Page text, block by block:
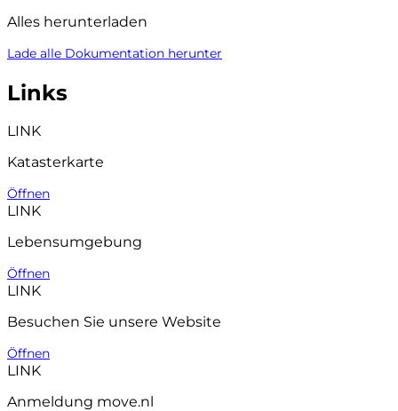
Alles herunterladen
Lade alle Dokumentation herunter
Links
LINK
Katasterkarte
Öffnen
LINK
Lebensumgebung
Öffnen
LINK
Besuchen Sie unsere Website
Öffnen
LINK
Anmeldung move.nl